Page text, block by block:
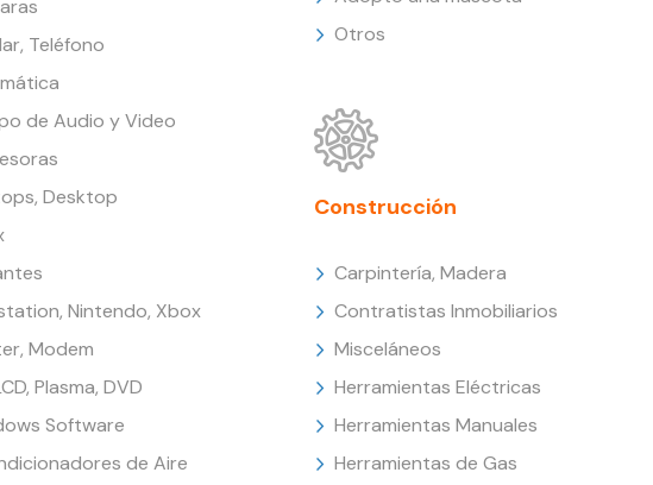
Teléfono
de Audio y Video
Desktop
Nintendo, Xbox
Modem
Plasma, DVD
Software
de Aire
Otros
Construcción
Carpintería, Madera
Contratistas Inmobiliarios
Misceláneos
Herramientas Eléctricas
Herramientas Manuales
Herramientas de Gas